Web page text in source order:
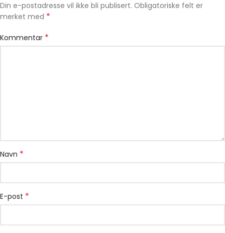
Din e-postadresse vil ikke bli publisert. Obligatoriske felt er
merket med *
Kommentar *
Navn *
E-post *